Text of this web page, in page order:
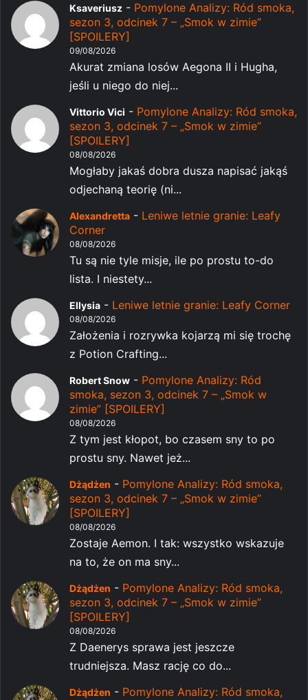
Ksaveriusz - Pomylone Analizy: Ród smoka,
sezon 3, odcinek 7 – „Smok w zimie”
[SPOILERY]
09/08/2026
Akurat zmiana losów Aegona II i Hugha,
jeśli u niego do niej...
Vittorio Vici - Pomylone Analizy: Ród smoka,
sezon 3, odcinek 7 – „Smok w zimie”
[SPOILERY]
08/08/2026
Mogłaby jakaś dobra dusza napisać jakąś
odjechaną teorię (ni...
Alexandretta - Leniwe letnie granie: Leafy
Corner
08/08/2026
Tu są nie tyle misje, ile po prostu to-do
lista. I niestety...
Ellysia - Leniwe letnie granie: Leafy Corner
08/08/2026
Założenia i rozrywka kojarzą mi się trochę
z Potion Crafting...
Robert Snow - Pomylone Analizy: Ród
smoka, sezon 3, odcinek 7 – „Smok w
zimie” [SPOILERY]
08/08/2026
Z tym jest kłopot, bo czasem sny to po
prostu sny. Nawet jeż...
Dżądżen - Pomylone Analizy: Ród smoka,
sezon 3, odcinek 7 – „Smok w zimie”
[SPOILERY]
08/08/2026
Zostaje Aemon. I tak: wszystko wskazuje
na to, że on ma sny...
Dżądżen - Pomylone Analizy: Ród smoka,
sezon 3, odcinek 7 – „Smok w zimie”
[SPOILERY]
08/08/2026
Z Daenerys sprawa jest jeszcze
trudniejsza. Masz rację co do...
Dżądżen - Pomylone Analizy: Ród smoka,